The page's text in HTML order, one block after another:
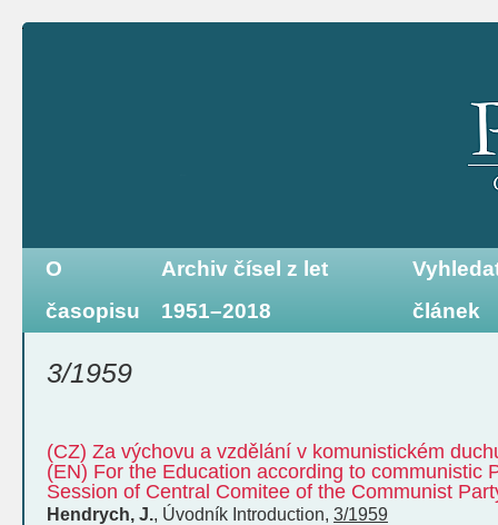
O
časopisu
Archiv čísel z let
1951–2018
článek
3/1959
(CZ) Za výchovu a vzdělání v komunistickém
(EN) For the Education according to communistic
Session of Central Comitee of the Communist
Hendrych, J., Úvodník Introduction, 3/1959